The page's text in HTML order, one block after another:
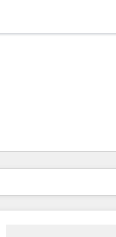
現在の場所ページ
ページページページページペ